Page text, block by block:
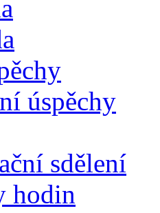
úspěchy
sdělení
hodin